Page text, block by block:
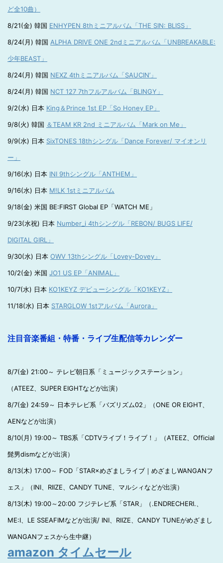
ど全10曲）
8/21(金) 韓国 ENHYPEN 8thミニアルバム「THE SIN: BLISS」
8/24(月) 韓国 ALPHA DRIVE ONE 2ndミニアルバム「UNBREAKABLE:
少年BEAST」
8/24(月) 韓国 NEXZ 4thミニアルバム「SAUCIN’」
8/24(月) 韓国 NCT 127 7thフルアルバム「BLINGY」
9/2(水) 日本 King＆Prince 1st EP「So Honey EP」
9/8(火) 韓国 ＆TEAM KR 2nd ミニアルバム「Mark on Me」
9/9(水) 日本 SixTONES 18thシングル「Dance Forever/ マイオンリ
ー」
9/16(水) 日本 INI 9thシングル「ANTHEM」
9/16(水) 日本 M!LK 1stミニアルバム
9/18(金) 米国 BE:FIRST Global EP「WATCH ME」
9/23(水祝) 日本 Number_i 4thシングル「REBON/ BUGS LIFE/
DIGITAL GIRL」
9/30(水) 日本 OWV 13thシングル「Lovey-Dovey」
10/2(金) 米国 JO1 US EP「ANIMAL」
10/7(水) 日本 KO1KEYZ デビューシングル「KO1KEYZ」
11/18(水) 日本 STARGLOW 1stアルバム「Aurora」
注目音楽番組・特番・ライブ生配信等カレンダー
8/7(金) 21:00～ テレビ朝日系「ミュージックステーション」
（ATEEZ、SUPER EIGHTなどが出演）
8/7(金) 24:59～ 日本テレビ系「バズリズム02」（ONE OR EIGHT、
AENなどが出演）
8/10(月) 19:00～ TBS系「CDTVライブ！ライブ！」（ATEEZ、Official
髭男dismなどが出演）
8/13(木) 17:00～ FOD「STAR×めざましライブ｜めざましWANGANフ
ェス」（INI、RIIZE、CANDY TUNE、マルシィなどが出演）
8/13(木) 19:00～20:00 フジテレビ系「STAR」（.ENDRECHERI.、
ME:I、LE SSEAFIMなどが出演/ INI、RIIZE、CANDY TUNEがめざまし
WANGANフェスから生中継）
amazon タイムセール